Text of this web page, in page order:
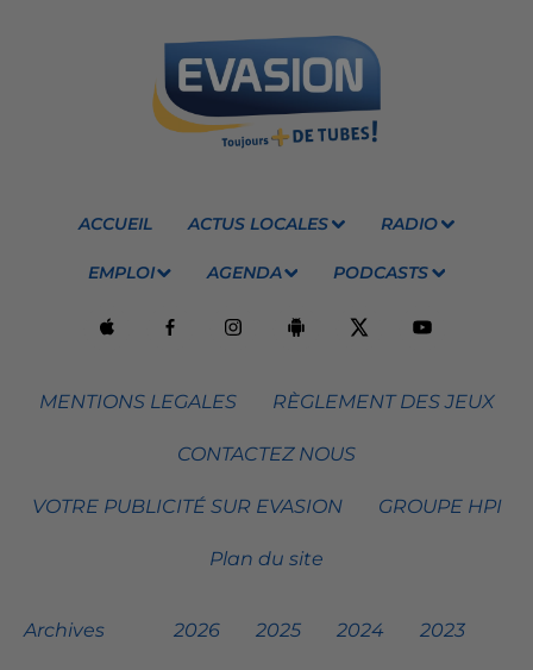
ACCUEIL ACTUS LOCALES RADIO
EMPLOI AGENDA PODCASTS
MENTIONS LEGALES RÈGLEMENT DES JEUX
CONTACTEZ NOUS
VOTRE PUBLICITÉ SUR EVASION GROUPE HPI
Plan du site
Archives 2026 2025 2024 2023